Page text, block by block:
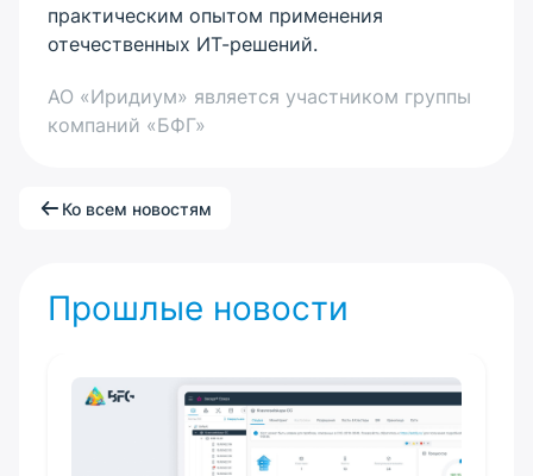
практическим опытом применения
отечественных ИТ-решений.
АО «Иридиум» является участником группы
компаний «БФГ»
Ко всем новостям
Прошлые новости